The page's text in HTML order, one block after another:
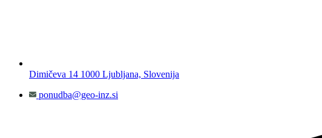
Dimičeva 14 1000 Ljubljana, Slovenija
ponudba@geo-inz.si